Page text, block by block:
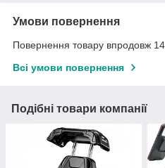
Умови повернення
Повернення товару впродовж
Всі умови повернення
Подібні товари компанії